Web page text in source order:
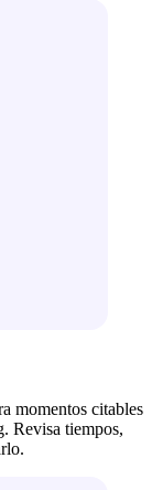
momentos citables
Revisa tiempos,